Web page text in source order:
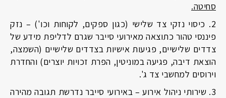
סחיטה.
2. כיסוי נזקי צד שלישי (כגון ספקים, לקוחות וכו') – נזק
פיננסי טהור כתוצאה מאירועי סייבר שגרם לדליפת מידע של
צדדים שלישיים, פגיעות אישיות בצדדים שלישיים (השמצה,
הוצאת דיבה, פגיעה במוניטין, הפרת זכויות יוצרים) והחדרת
וירוסים למחשבי צד ג'.
3. שירותי ניהול אירוע – באירועי סייבר נדרשת תגובה מהירה